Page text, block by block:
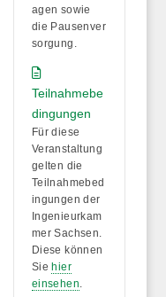
agen sowie
die Pausenver
sorgung
Teilnahmebe
dingungen
Für diese
Veranstaltung
gelten die
Teilnahmebed
ingungen der
Ingenieurkam
mer Sachsen.
Diese können
Siehier
einsehen